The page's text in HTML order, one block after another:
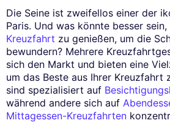
Die Seine ist zweifellos einer der
Paris. Und was könnte besser sein,
Kreuzfahrt zu genießen, um die
bewundern? Mehrere
sich den Markt und bieten eine
um das Beste aus Ihrer Kreuzfahrt
sind spezialisiert auf
während andere sich auf
Mittagessen-Kreuzfahrten